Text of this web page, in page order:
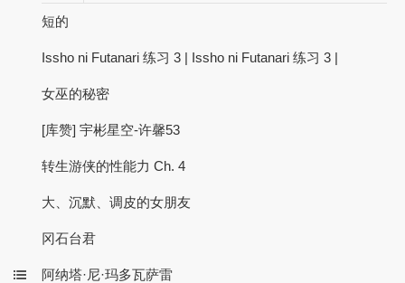
短的
Issho ni Futanari 练习 3 | Issho ni Futanari 练习 3 |
女巫的秘密
[库赞] 宇彬星空-许馨53
转生游侠的性能力 Ch. 4
大、沉默、调皮的女朋友
冈石台君
阿纳塔·尼·玛多瓦萨雷